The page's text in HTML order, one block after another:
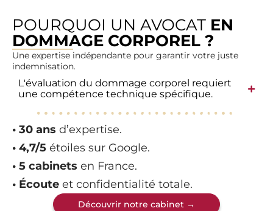
POURQUOI UN AVOCAT EN
DOMMAGE CORPOREL ?
Une expertise indépendante pour garantir votre juste
indemnisation.
L'évaluation du dommage corporel requiert
une compétence technique spécifique.
• 30 ans d’expertise.
• 4,7/5 étoiles sur Google.
• 5 cabinets en France.
• Écoute et confidentialité totale.
Découvrir notre cabinet →